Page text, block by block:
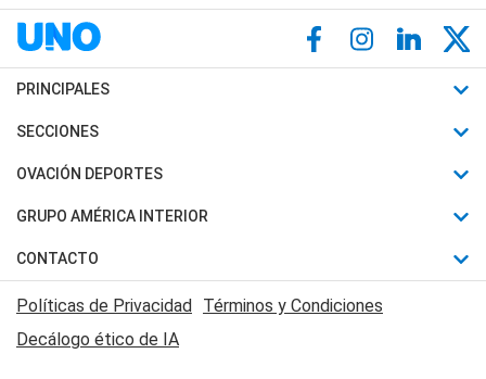
PRINCIPALES
Últimas Noticias
Política
Judiciales
Economia
SECCIONES
Horóscopo
Motores
Trucos caseros
Series y Películas
Edictos y Solicitadas
OVACIÓN DEPORTES
Fútbol
Mundial
Automovilismo
Rugby
GRUPO AMÉRICA INTERIOR
Canal 7 en Vivo
CONTACTO
Acerca de Nosotros
Contactanos
Políticas de Privacidad Términos y Condiciones
Decálogo ético de IA